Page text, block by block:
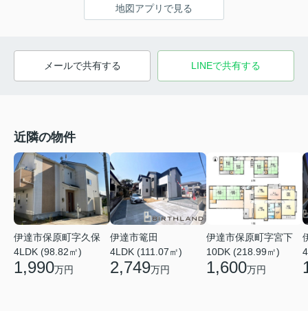
地図アプリで見る
メールで共有する LINEで共有する
近隣の物件
伊達市保原町字久保
4LDK (98.82㎡)
1,990万円
伊達市篭田
4LDK (111.07㎡)
2,749万円
伊達市保原町字宮下
10DK (218.99㎡)
1,600万円